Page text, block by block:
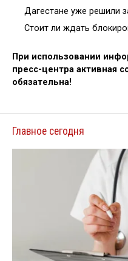
Дагестане уже решили
Стоит ли ждать
При использовании
пресс-центра активная
обязательна!
Главное сегодня